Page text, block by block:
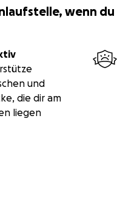
wenn
und
die dir am
liegen